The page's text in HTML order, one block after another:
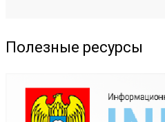
Полезные ресурсы